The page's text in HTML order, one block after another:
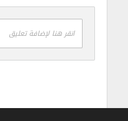
انقر هنا لإضافة تعليق